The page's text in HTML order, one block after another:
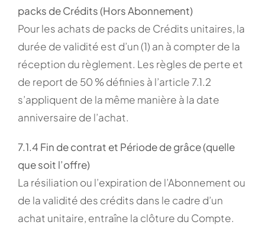
packs de Crédits (Hors Abonnement)
Pour les achats de packs de Crédits unitaires, la
durée de validité est d’un (1) an à compter de la
réception du règlement. Les règles de perte et
de report de 50 % définies à l’article 7.1.2
s’appliquent de la même manière à la date
anniversaire de l’achat.
7.1.4 Fin de contrat et Période de grâce (quelle
que soit l’offre)
La résiliation ou l’expiration de l’Abonnement ou
de la validité des crédits dans le cadre d’un
achat unitaire, entraîne la clôture du Compte.